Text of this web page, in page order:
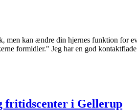
men kan ændre din hjernes funktion for
formidler." Jeg har en god
fritidscenter i Gellerup